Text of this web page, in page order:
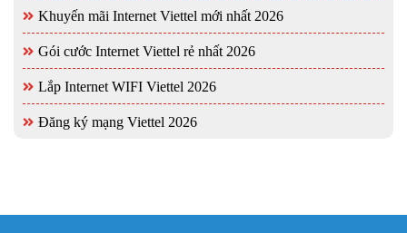
Khuyến mãi Internet Viettel mới nhất 2026
Gói cước Internet Viettel rẻ nhất 2026
Lắp Internet WIFI Viettel 2026
Đăng ký mạng Viettel 2026